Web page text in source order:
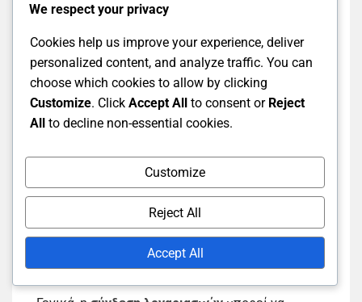
είναι διαθέσιμα σε έναν λογαριασμό θα
μπορούσαν ενδεχομένως να χρησιμοποιηθούν
για αγορές σε άλλο.
Ωστόσο, να είστε ενήμεροι ότι δεν είναι όλα τα
υπόλοιπα μεταβιβάσιμα. Για παράδειγμα, τα
νομίσματα παιχνιδιών μπορεί να έχουν
περιορισμούς στη χρήση τους σε
συνδεδεμένους λογαριασμούς. Πάντα να
ελέγχετε τους όρους και τις προϋποθέσεις για
κάθε λογαριασμό για να κατανοήσετε πώς θα
επηρεαστούν τα υπόλοιπα.
We respect your privacy
Cookies help us improve your experience, deliver
personalized content, and analyze traffic. You can
choose which cookies to allow by clicking
Customize. Click Accept All to consent or Reject
All to decline non-essential cookies.
Customize
Reject All
Accept All